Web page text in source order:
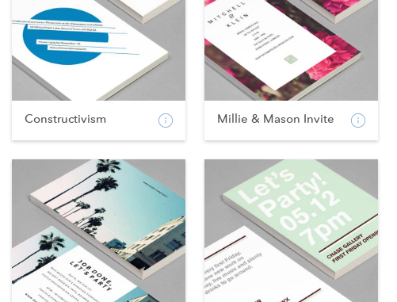
Constructivism Millie & Mason Invite